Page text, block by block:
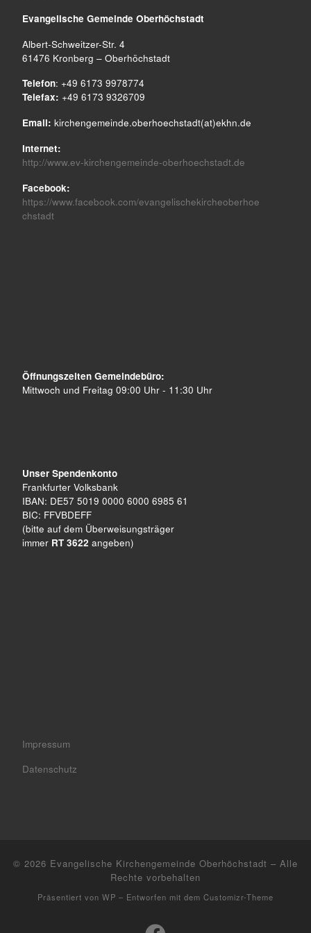
Evangelische Gemeinde Oberhöchstadt
Albert-Schweitzer-Str. 4
61476 Kronberg – Oberhöchstadt
Telefon: +49 6173 9978774
Telefax: +49 6173 9326709
Email: kirchengemeinde.oberhoechstadt(at)ekhn.de
Internet:
http://www.ev-kirchengemeinde-oberhoechstadt.de
Facebook:
https://www.facebook.com/evangelischekircheoberhoe
chstadt
Öffnungszeiten Gemeindebüro:
Mittwoch und Freitag 09:00 Uhr - 11:30 Uhr
Unser Spendenkonto
Frankfurter Volksbank
IBAN: DE57 5019 0000 6000 6985 61
BIC: FFVBDEFF
(bitte auf dem Überweisungsträger
immer RT 3622 angeben)
Impressum
Datenschutz
© 2026 Evangelische Kirchengemeinde Oberhöchstadt – Alle
Rechte vorbehalten
Präsentiert von WP – Entworfen mit dem Customizr-Theme